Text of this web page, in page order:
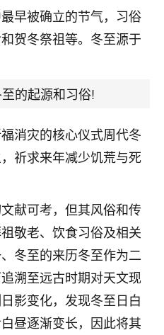
早被确立的节气，习俗
贺冬祭祖等。冬至源于
的起源和习俗!
消灾的核心仪式周代冬
祈求来年减少饥荒与死
献可考，但其风俗和传
敬老、饮食习俗及相关
冬至的来历冬至作为二
溯至远古时期对天文现
影变化，发现冬至日白
昼逐渐变长，因此将其
找慧来老师跟进的，选
日子，哪哪都看了，虽然
家生意还可以，前几天又
希望财运更好一点！
不上学，一说她就要死要活
行，朋友给我推荐的慧来老
医，这半年来，法事一个个
一样，不期望她能考多好的
把书读了，身体心理都健健
心啊！
16